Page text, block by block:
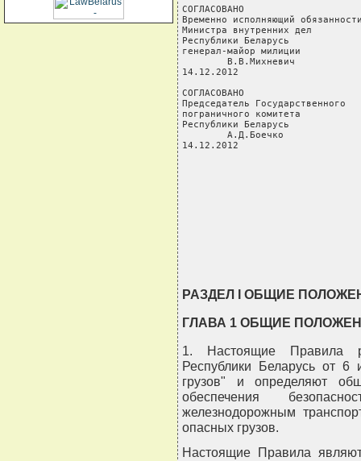
СОГЛАСОВАНО
Временно исполняющий
Министра внутренних дел
Республики Беларусь
генерал-майор милиции
В.В.Михневич
14.12.2012
СОГЛАСОВАНО
Председатель
пограничного комитета
Республики Беларусь
А.Д.Боечко
14.12.2012
РАЗДЕЛ I ОБЩИЕ
ГЛАВА 1 ОБЩИЕ
1. Настоящие Правила
Республики Беларусь от
грузов" и определяют
обеспечения
железнодорожным
опасных грузов.
Настоящие Правила